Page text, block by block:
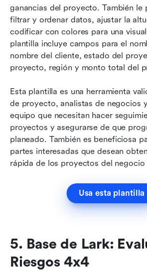
ganancias del proyecto. También le
filtrar y ordenar datos, ajustar la
codificar con colores para una
plantilla incluye campos para el
nombre del cliente, estado del
proyecto, región y monto total del
Esta plantilla es una herramienta
de proyecto, analistas de negocios
equipo que necesitan hacer
proyectos y asegurarse de que
planeado. También es beneficiosa
partes interesadas que desean
rápida de los proyectos del negocio
Usa esta plantilla
5. Base de Lark:
Riesgos 4x4